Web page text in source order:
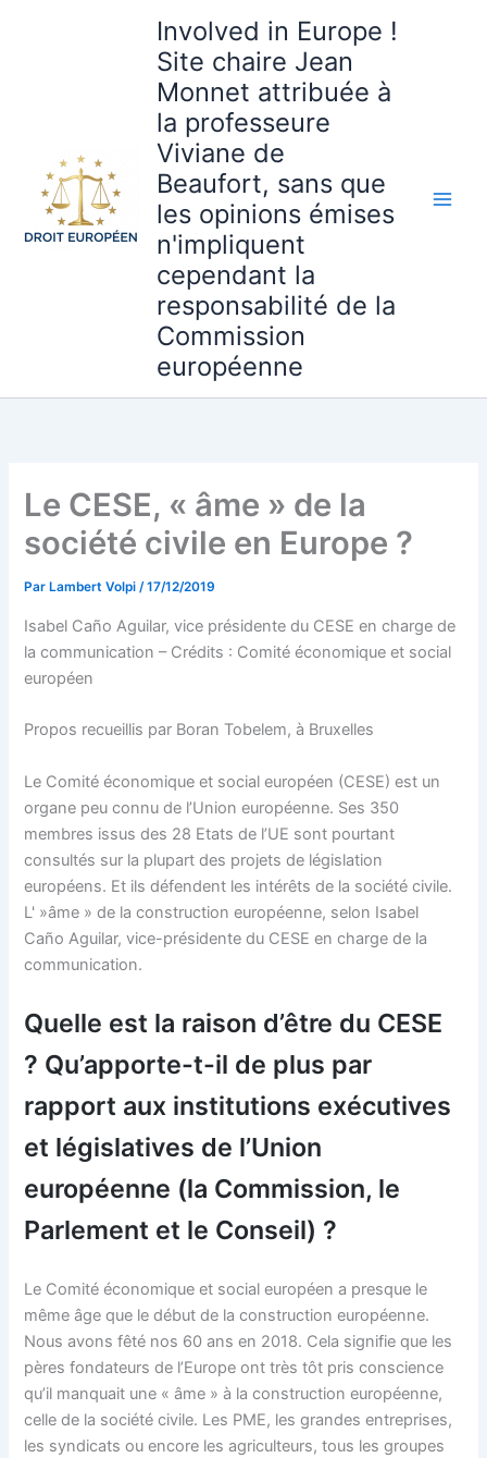
Involved in Europe !
Site chaire Jean
Monnet attribuée à
la professeure
Viviane de
Beaufort, sans que
les opinions émises
n'impliquent
cependant la
responsabilité de la
Commission
européenne
Le CESE, « âme » de la
société civile en Europe ?
Par Lambert Volpi/17/12/2019
Isabel Caño Aguilar, vice présidente du CESE en charge de
la communication – Crédits : Comité économique et social
européen
Propos recueillis par Boran Tobelem, à Bruxelles
Le Comité économique et social européen (CESE) est un
organe peu connu de l’Union européenne. Ses 350
membres issus des 28 Etats de l’UE sont pourtant
consultés sur la plupart des projets de législation
européens. Et ils défendent les intérêts de la société civile.
L' »âme » de la construction européenne, selon Isabel
Caño Aguilar, vice-présidente du CESE en charge de la
communication.
Quelle est la raison d’être du CESE
? Qu’apporte-t-il de plus par
rapport aux institutions exécutives
et législatives de l’Union
européenne (la Commission, le
Parlement et le Conseil) ?
Le Comité économique et social européen a presque le
même âge que le début de la construction européenne.
Nous avons fêté nos 60 ans en 2018. Cela signifie que les
pères fondateurs de l’Europe ont très tôt pris conscience
qu’il manquait une « âme » à la construction européenne,
celle de la société civile. Les PME, les grandes entreprises,
les syndicats ou encore les agriculteurs, tous les groupes